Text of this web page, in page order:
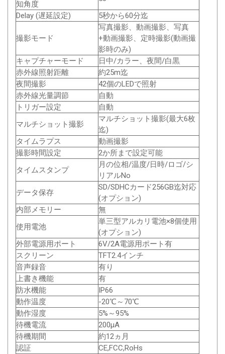
知角度
Delay (遅延設定)
5秒から60分迄
撮影モード
写真撮影、動画撮影、写真
+動画撮影、定時撮影(動画撮
影時のみ)
キャプチャーモード
日中/カラー、夜間/白黒
赤外線照射距離
約25m迄
夜間撮影
42個のLEDで照射
赤外線光量調節
自動
トリガー設定
自動
マルチショット撮影
マルチショット撮影(最大6枚
迄)
タイムラプス
動画撮影
撮影時間設定
2か所まで設定可能
タイムスタンプ
月の位相/温度/日時/ロゴ/シ
リアルNo
データ保存
SD/SDHCカード256GB迄対応
(オプション)
内部メモリー
無
使用電池
単三型アルカリ電池×8個使用
(オプション)
外部電源用ポート
6V/2A電源用ポート有
スクリーン
TFT2.4インチ
音声録音
有り
上書き機能
有
防水機能
IP66
動作温度
-20℃～70℃
動作湿度
5%～95%
待機電流
200μA
待機期間
約12ヵ月
認証
CE,FCC,RoHs